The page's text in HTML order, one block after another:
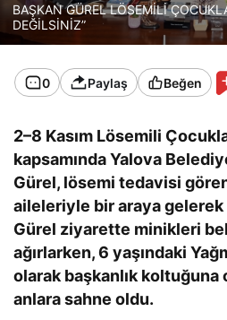
BAŞKAN GÜREL LÖSEMİLİ
DEĞİLSİNİZ”
0 Paylaş Beğen
2–8 Kasım Lösemili
kapsamında Yalova
Gürel, lösemi tedavisi
aileleriyle bir araya gelerek
Gürel ziyarette minikleri
ağırlarken, 6 yaşındaki
olarak başkanlık koltuğuna
anlara sahne oldu.